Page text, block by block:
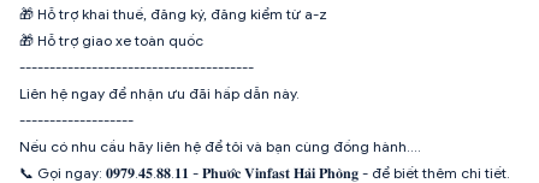
🎁 Hỗ trợ khai thuế, đăng ký, đăng kiểm từ a-z
🎁 Hỗ trợ giao xe toàn quốc
---------------------------------------
Liên hệ ngay để nhận ưu đãi hấp dẫn này.
-------------------
Nếu có nhu cầu hãy liên hệ để tôi và bạn cùng đồng hành….
📞 Gọi ngay: 𝟎𝟗𝟕𝟗.𝟒𝟓.𝟖𝟖.𝟏𝟏 - 𝐏𝐡𝐮̛𝐨̛́𝐜 𝐕𝐢𝐧𝐟𝐚𝐬𝐭 𝐇𝐚̉𝐢 𝐏𝐡𝐨̀𝐧𝐠 - để biết thêm chi tiết.